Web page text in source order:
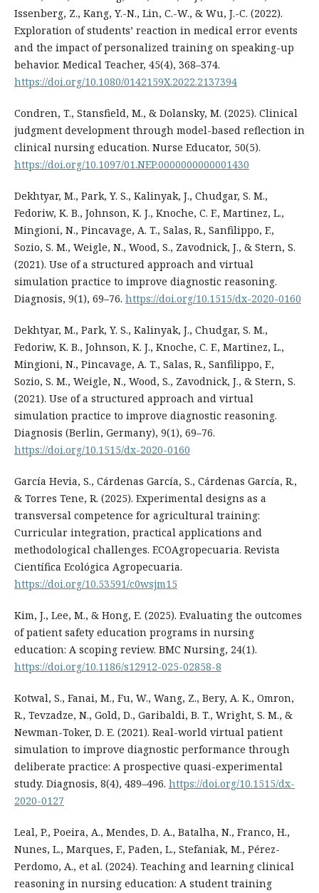
Issenberg, Z., Kang, Y.-N., Lin, C.-W., & Wu, J.-C. (2022).
Exploration of students’ reaction in medical error events
and the impact of personalized training on speaking-up
behavior. Medical Teacher, 45(4), 368–374.
https://doi.org/10.1080/0142159X.2022.2137394
Condren, T., Stansfield, M., & Dolansky, M. (2025). Clinical
judgment development through model-based reflection in
clinical nursing education. Nurse Educator, 50(5).
https://doi.org/10.1097/01.NEP.0000000000001430
Dekhtyar, M., Park, Y. S., Kalinyak, J., Chudgar, S. M.,
Fedoriw, K. B., Johnson, K. J., Knoche, C. F., Martinez, L.,
Mingioni, N., Pincavage, A. T., Salas, R., Sanfilippo, F.,
Sozio, S. M., Weigle, N., Wood, S., Zavodnick, J., & Stern, S.
(2021). Use of a structured approach and virtual
simulation practice to improve diagnostic reasoning.
Diagnosis, 9(1), 69–76. https://doi.org/10.1515/dx-2020-0160
Dekhtyar, M., Park, Y. S., Kalinyak, J., Chudgar, S. M.,
Fedoriw, K. B., Johnson, K. J., Knoche, C. F., Martinez, L.,
Mingioni, N., Pincavage, A. T., Salas, R., Sanfilippo, F.,
Sozio, S. M., Weigle, N., Wood, S., Zavodnick, J., & Stern, S.
(2021). Use of a structured approach and virtual
simulation practice to improve diagnostic reasoning.
Diagnosis (Berlin, Germany), 9(1), 69–76.
https://doi.org/10.1515/dx-2020-0160
García Hevia, S., Cárdenas García, S., Cárdenas García, R.,
& Torres Tene, R. (2025). Experimental designs as a
transversal competence for agricultural training:
Curricular integration, practical applications and
methodological challenges. ECOAgropecuaria. Revista
Científica Ecológica Agropecuaria.
https://doi.org/10.53591/c0wsjm15
Kim, J., Lee, M., & Hong, E. (2025). Evaluating the outcomes
of patient safety education programs in nursing
education: A scoping review. BMC Nursing, 24(1).
https://doi.org/10.1186/s12912-025-02858-8
Kotwal, S., Fanai, M., Fu, W., Wang, Z., Bery, A. K., Omron,
R., Tevzadze, N., Gold, D., Garibaldi, B. T., Wright, S. M., &
Newman-Toker, D. E. (2021). Real-world virtual patient
simulation to improve diagnostic performance through
deliberate practice: A prospective quasi-experimental
study. Diagnosis, 8(4), 489–496. https://doi.org/10.1515/dx-
2020-0127
Leal, P., Poeira, A., Mendes, D. A., Batalha, N., Franco, H.,
Nunes, L., Marques, F., Pađen, L., Stefaniak, M., Pérez-
Perdomo, A., et al. (2024). Teaching and learning clinical
reasoning in nursing education: A student training